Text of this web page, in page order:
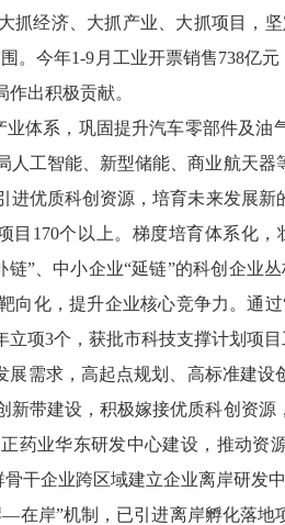
抓经济、大抓产业、大抓项目，
。今年1-9月工业开票销售738亿
出积极贡献。
体系，巩固提升汽车零部件及油
工智能、新型储能、商业航天
优质科创资源，培育未来发展新
目170个以上。梯度培育体系化
链”、中小企业“延链”的科创企业
向化，提升企业核心竞争力。通
项3个，获批市科技支撑计划项目
展需求，高起点规划、高标准建
带建设，积极嫁接优质科创资
药业华东研发中心建设，推动资
干企业跨区域建立企业离岸研发
岸”机制，已引进离岸孵化落地